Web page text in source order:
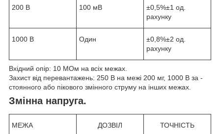
200 В 100 мВ
±0,5%±1 од.
рахунку
1000 В Один
±0,8%±2 од.
рахунку
Вхідний опір: 10 МОм на всіх межах.
Захист від перевантажень: 250 В на межі 200 мг, 1000 В за -
стоянного або пікового змінного струму на інших межах.
Змінна напруга.
МЕЖА ДОЗВІЛ ТОЧНІСТЬ